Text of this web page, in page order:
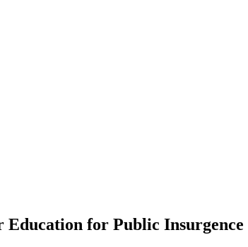
for Public Insurgence